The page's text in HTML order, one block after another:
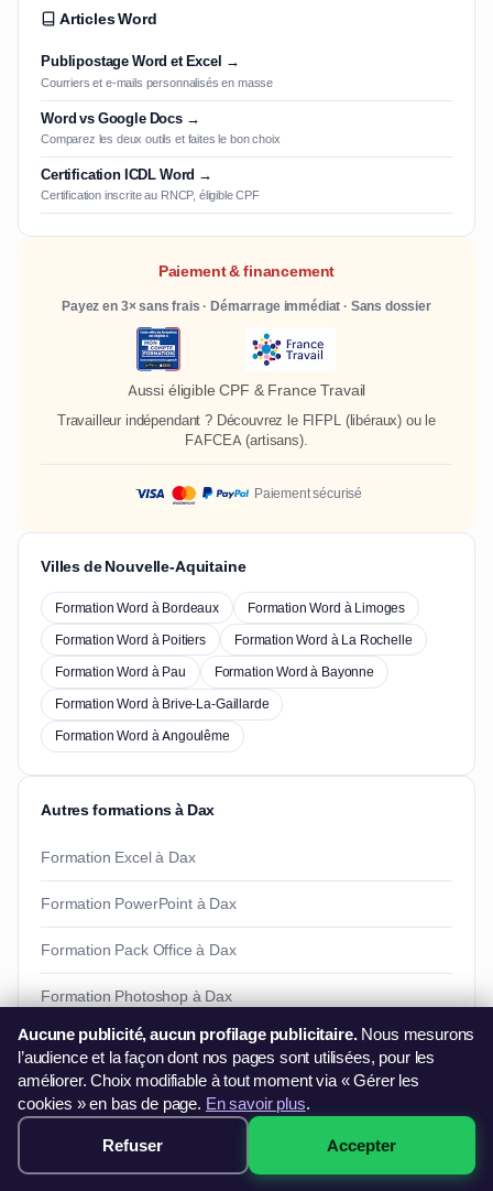
Articles Word
Publipostage Word et Excel →
Courriers et e-mails personnalisés en masse
Word vs Google Docs →
Comparez les deux outils et faites le bon choix
Certification ICDL Word →
Certification inscrite au RNCP, éligible CPF
Paiement & financement
Payez en 3× sans frais · Démarrage immédiat · Sans dossier
Aussi éligible CPF & France Travail
Travailleur indépendant ? Découvrez le FIFPL(libéraux) ou le
FAFCEA (artisans).
Paiement sécurisé
Villes de Nouvelle-Aquitaine
Formation Word à Bordeaux
Formation Word à Limoges
Formation Word à Poitiers
Formation Word à La Rochelle
Formation Word à Pau
Formation Word à Bayonne
Formation Word à Brive-La-Gaillarde
Formation Word à Angoulême
Autres formations à Dax
Formation Excel à Dax
Formation PowerPoint à Dax
Formation Pack Office à Dax
Formation Photoshop à Dax
Besoin d'informations ?
Vous souhaitez en savoir plus sur nos formations ?
06 44 60 79 11
contact@francefg.fr
249€ · Voir les sessions →
Aucune publicité, aucun profilage publicitaire.Nous mesurons
l’audience et la façon dont nos pages sont utilisées, pour les
améliorer. Choix modifiable à tout moment via « Gérer les
cookies » en bas de page. En savoir plus.
Refuser Accepter